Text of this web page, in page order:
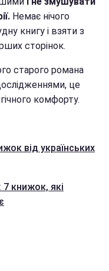
Немає нічого
книгу і взяти з
сторінок.
старого романа
це
комфорту.
від українських
книжок, які